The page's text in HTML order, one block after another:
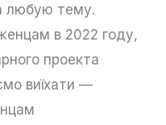
любую тему.
в 2022 году,
проекта
виїхати —